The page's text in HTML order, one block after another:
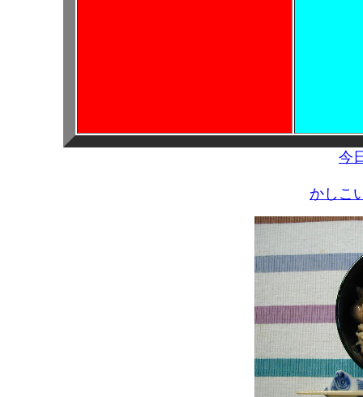
今
かしこ